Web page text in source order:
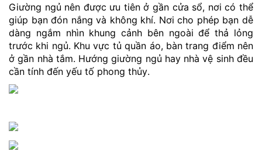
Giường ngủ nên được ưu tiên ở gần cửa sổ, nơi có thể
giúp bạn đón nắng và không khí. Nơi cho phép bạn dễ
dàng ngắm nhìn khung cảnh bên ngoài để thả lỏng
trước khi ngủ. Khu vực tủ quần áo, bàn trang điểm nên
ở gần nhà tắm. Hướng giường ngủ hay nhà vệ sinh đều
cần tính đến yếu tố phong thủy.